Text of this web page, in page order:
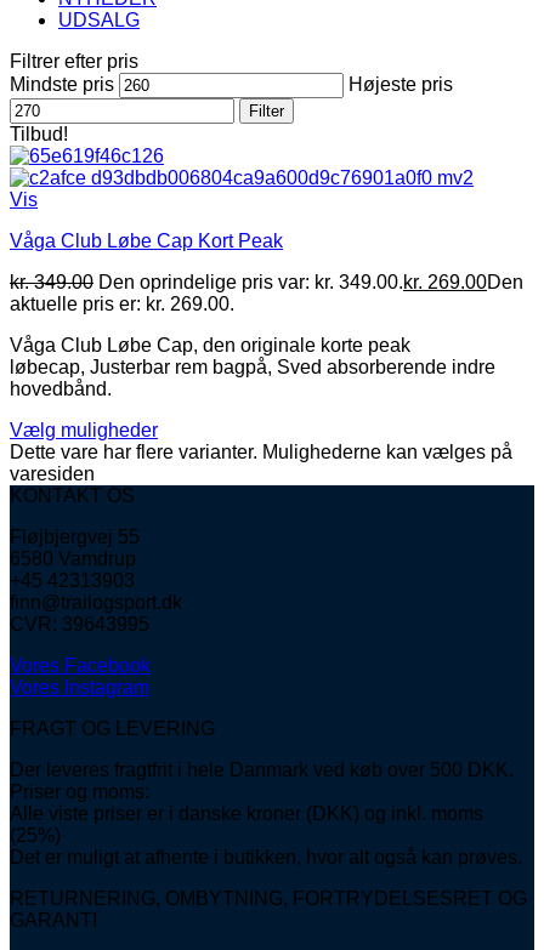
UDSALG
Filtrer efter pris
Mindste pris
Højeste pris
Filter
Tilbud!
Vis
Våga Club Løbe Cap Kort Peak
kr.349.00 Den oprindelige pris var: kr. 349.00.kr. 269.00Den
aktuelle pris er: kr. 269.00.
Våga Club Løbe Cap, den originale korte peak
løbecap, Justerbar rem bagpå, Sved absorberende indre
hovedbånd.
Vælg muligheder
Dette vare har flere varianter. Mulighederne kan vælges på
varesiden
KONTAKT OS
Fløjbjergvej 55
6580 Vamdrup
+45 42313903
finn@trailogsport.dk
CVR: 39643995
Vores Facebook
Vores Instagram
FRAGT OG LEVERING
Der leveres fragtfrit i hele Danmark ved køb over 500 DKK.
Priser og moms:
Alle viste priser er i danske kroner (DKK) og inkl. moms
(25%)
Det er muligt at afhente i butikken, hvor alt også kan prøves.
RETURNERING, OMBYTNING, FORTRYDELSESRET OG
GARANTI